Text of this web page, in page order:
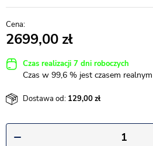
2699,00
Czas realizacji 7 dni roboczych
Czas w 99,6 % jest czasem
Dostawa od: 129,00